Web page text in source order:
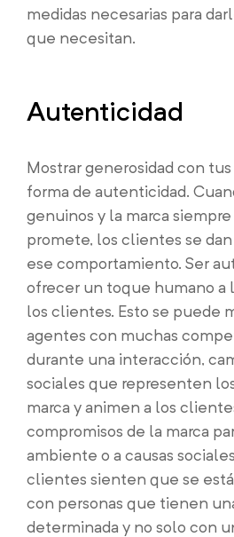
medidas necesarias para
que necesitan.
Autenticidad
Mostrar generosidad con
forma de autenticidad.
genuinos y la marca
promete, los clientes se
ese comportamiento. Ser
ofrecer un toque humano a
los clientes. Esto se puede
agentes con muchas
durante una interacción,
sociales que representen
marca y animen a los
compromisos de la marca
ambiente o a causas
clientes sienten que se
con personas que tienen
determinada y no solo con